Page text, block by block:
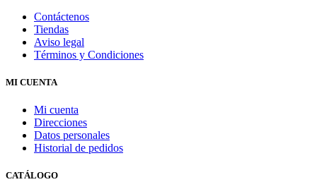
Contáctenos
Tiendas
Aviso legal
Términos y Condiciones
MI CUENTA
Mi cuenta
Direcciones
Datos personales
Historial de pedidos
CATÁLOGO